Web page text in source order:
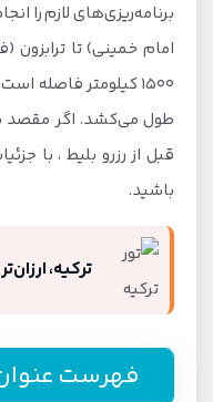
برنامه‌ریزی‌های لازم را
طول می‌کشد. اگر مقصد
قبل از رزرو بلیط ، با
باشید.
ترکیه،
فهرست